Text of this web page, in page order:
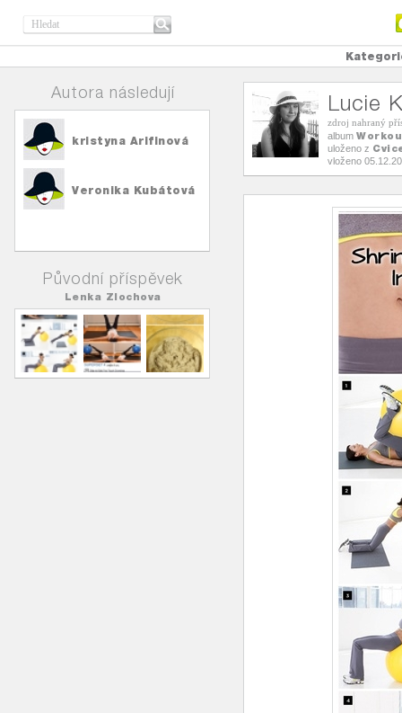
Autora následují
kristyna Arifinová
Veronika Kubátová
Původní příspěvek
Lenka Zlochova
Lucie
zdroj nahraný
album
uloženo z
vloženo